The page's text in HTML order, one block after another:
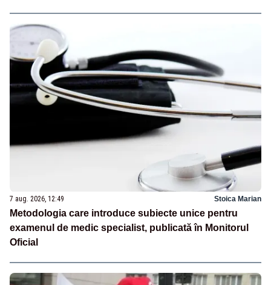
7 aug. 2026, 12:49 Stoica Marian
Metodologia care introduce subiecte unice pentru
examenul de medic specialist, publicată în Monitorul
Oficial